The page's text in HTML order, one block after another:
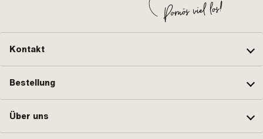
Kontakt
Bestellung
Über uns